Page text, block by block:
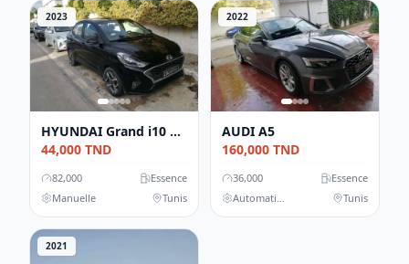
2023
HYUNDAI Grand i10 Sedan
44,000 TND
82,000
Essence
Manuelle
Tunis
2022
AUDI A5
160,000 TND
36,000
Essence
Automatique
Tunis
2021